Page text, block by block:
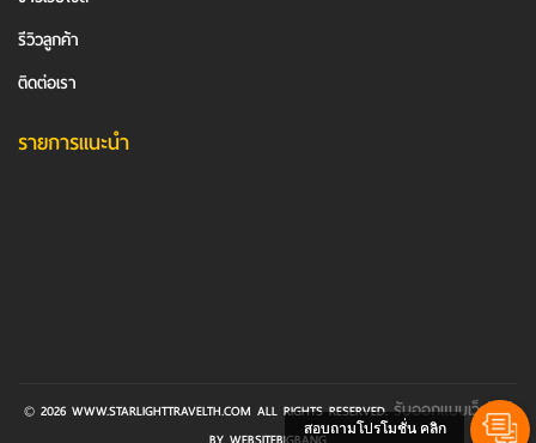
รีวิวลูกค้า
ติดต่อเรา
รายการแนะนำ
© 2026 WWW.STARLIGHTTRAVELTH.COM ALL RIGHTS RESERVED.รับออกแบบเว็บไซต์
สอบถามโปรโมชั่น คลิก